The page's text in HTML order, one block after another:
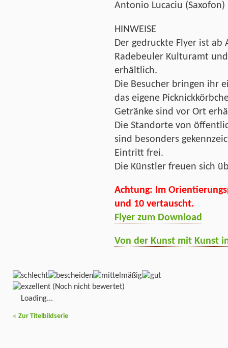
Antonio Lucaciu (Saxofon)
HINWEISE
Der gedruckte Flyer ist ab
Radebeuler Kulturamt
erhältlich.
Die Besucher bringen ihr
das eigene
Getränke sind vor Ort
Die Standorte von
sind besonders
Eintritt frei.
Die Künstler freuen sich
Achtung: Im
und 10 vertauscht.
Flyer zum Download
Von der Kunst mit Kunst
(Noch nicht bewertet)
Loading...
« Zur Titelbildserie